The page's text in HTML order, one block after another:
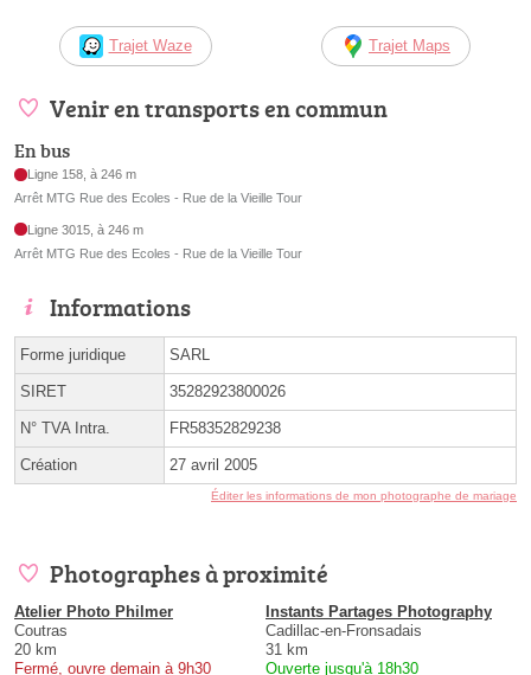
Trajet Waze Trajet Maps
Venir en transports en commun
En bus
Ligne 158, à 246 m
Arrêt MTG Rue des Ecoles - Rue de la Vieille Tour
Ligne 3015, à 246 m
Arrêt MTG Rue des Ecoles - Rue de la Vieille Tour
Informations
Forme juridique SARL
SIRET 35282923800026
N° TVA Intra. FR58352829238
Création 27 avril 2005
Éditer les informations de mon photographe de mariage
Photographes à proximité
Atelier Photo Philmer
Coutras
20 km
Fermé, ouvre demain à 9h30
Instants Partages Photography
Cadillac-en-Fronsadais
31 km
Ouverte jusqu'à 18h30